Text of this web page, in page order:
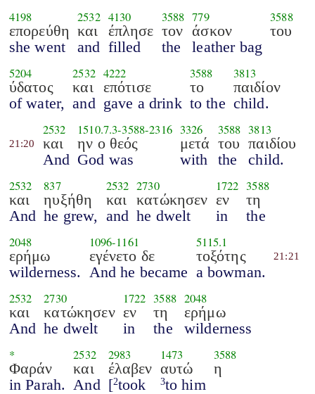
4198
επορεύθη
she went
2532
και
and
4130
έπλησε
filled
3588
τον
the
779
άσκον
leather bag
3588
του
5204
ύδατος
of water,
2532
και
and
4222
επότισε
gave a drink
3588
το
to the
3813
παιδίον
child.
21:20
2532
και
And
1510.7.3-3588-2316
ην ο θεός
God was
3326
μετά
with
3588
του
the
3813
παιδίου
child.
2532
και
And
837
ηυξήθη
he grew,
2532
και
and
2730
κατώκησεν
he dwelt
1722
εν
in
3588
τη
the
2048
ερήμω
wilderness.
1096-1161
εγένετο δε
And he became
5115.1
τοξότης
a bowman.
21:21
2532
και
And
2730
κατώκησεν
he dwelt
1722
εν
in
3588
τη
the
2048
ερήμω
wilderness
*
Φαράν
in Parah.
2532
και
And
2983
έλαβεν
[2took
1473
αυτώ
3to him
3588
η